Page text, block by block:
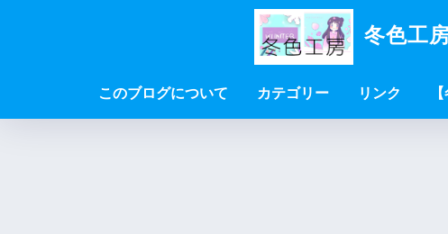
冬色工
このブログについて カテゴリー リンク